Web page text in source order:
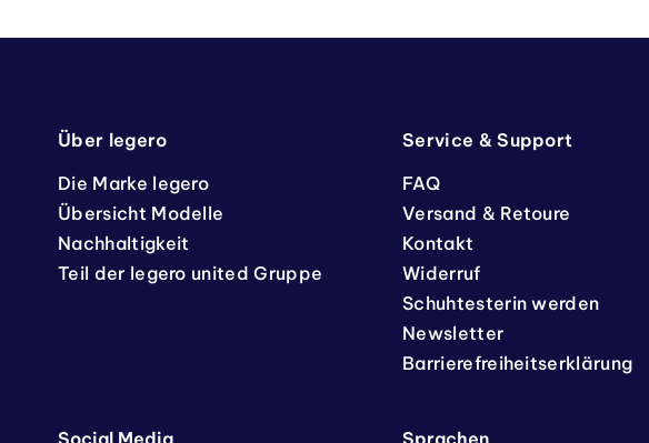
Über legero
Die Marke legero
Übersicht Modelle
Nachhaltigkeit
Teil der legero united Gruppe
Service & Support
FAQ
Versand & Retoure
Kontakt
Widerruf
Schuhtesterin werden
Newsletter
Barrierefreiheitserklärung
Social Media Sprachen